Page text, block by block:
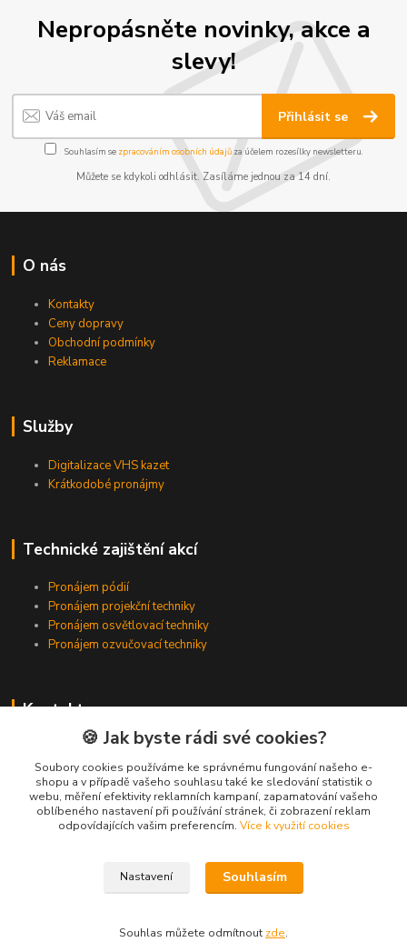
Nepropásněte novinky, akce a
slevy!
Přihlásit se
Souhlasím se zpracováním osobních údajůza účelem rozesílky newsletteru.
Můžete se kdykoli odhlásit. Zasíláme jednou za 14 dní.
O nás
Kontakty
Ceny dopravy
Obchodní podmínky
Reklamace
Služby
Digitalizace VHS kazet
Krátkodobé pronájmy
Technické zajištění akcí
Pronájem pódií
Pronájem projekční techniky
Pronájem osvětlovací techniky
Pronájem ozvučovací techniky
Kontakty
Zákaznická podpora
+420 224 318 342
(Po-Pá, 9-16 hod.)
info@videotech.cz
🍪 Jak byste rádi své cookies?
Soubory cookies používáme ke správnému fungování našeho e-
shopu a v případě vašeho souhlasu také ke sledování statistik o
webu, měření efektivity reklamních kampaní, zapamatování vašeho
oblíbeného nastavení při používání stránek, či zobrazení reklam
odpovídajících vašim preferencím. Více k využití cookies
Nastavení Souhlasím
Souhlas můžete odmítnout zde.